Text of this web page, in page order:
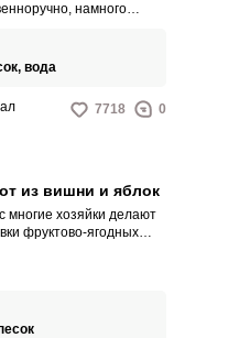
намного
стараюсь приготовить
вода
7718 0
из вишни и яблок
многие хозяйки делают
фруктово-ягодных